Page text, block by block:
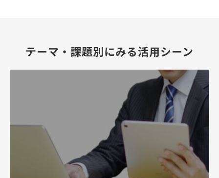
テーマ・課題別にみる活用シーン